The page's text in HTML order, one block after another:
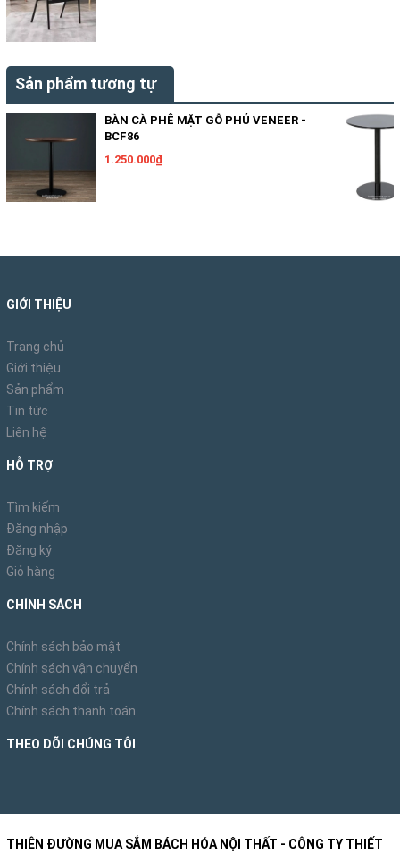
Sản phẩm tương tự
BÀN CÀ PHÊ MẶT GỖ PHỦ VENEER -
BCF86
1.250.000₫
GIỚI THIỆU
Trang chủ
Giới thiệu
Sản phẩm
Tin tức
Liên hệ
HỖ TRỢ
Tìm kiếm
Đăng nhập
Đăng ký
Giỏ hàng
CHÍNH SÁCH
Chính sách bảo mật
Chính sách vận chuyển
Chính sách đổi trả
Chính sách thanh toán
THEO DÕI CHÚNG TÔI
THIÊN ĐƯỜNG MUA SẮM BÁCH HÓA NỘI THẤT - CÔNG TY THIẾT